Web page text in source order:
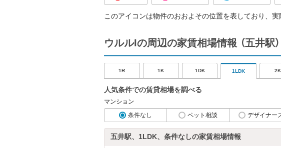
このアイコンは物件のおおよその位置を表しており、
ウルルIの周辺の家賃相場情報 （五井駅）
1R 1K 1DK 1LDK 2K
人気条件での賃貸相場を調べる
マンション
条件なし
ペット相談 デザイナー
五井駅、1LDK、条件なしの家賃相場情報